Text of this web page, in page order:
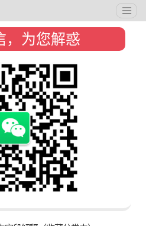
，为您解惑